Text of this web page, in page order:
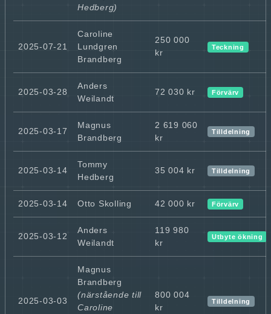
Hedberg)
2025-07-21
Caroline
Lundgren
Brandberg
250 000
kr
Teckning
2025-03-28
Anders
Weilandt
72 030 kr Förvärv
2025-03-17
Magnus
Brandberg
2 619 060
kr
Tilldelning
2025-03-14
Tommy
Hedberg
35 004 kr Tilldelning
2025-03-14 Otto Skolling 42 000 kr Förvärv
2025-03-12
Anders
Weilandt
119 980
kr
Utbyte ökning
2025-03-03
Magnus
Brandberg
(närstående till
Caroline
800 004
kr
Tilldelning